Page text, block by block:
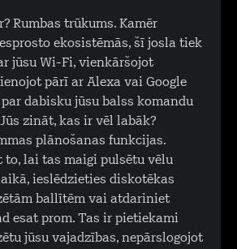
Rumbas trūkums. Kamēr
ekosistēmās, šī josla tiek
jūsu Wi-Fi, vienkāršojot
pārī ar Alexa vai Google
dabisku jūsu balss komandu
zināt, kas ir vēl labāk?
plānošanas funkcijas.
to, lai tas maigi pulsētu vēlu
ieslēdzieties diskotēkas
ballītēm vai atdariniet
esat prom. Tas ir pietiekami
jūsu vajadzības, nepārslogojot